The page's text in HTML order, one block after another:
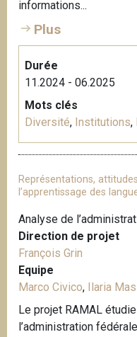
informations...
Plus
Durée
11.2024 - 06.2025
Mots clés
Diversité, Institutions,
Représentations,
l’apprentissage des
Analyse de
Direction de projet
François Grin
Equipe
Marco Civico, Ilaria
Le projet RAMAL
l’administration